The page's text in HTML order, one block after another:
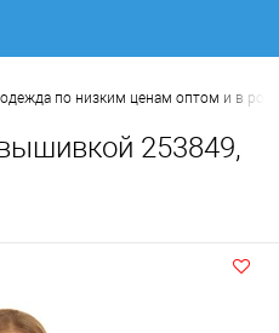
по низким ценам оптом и в
253849,